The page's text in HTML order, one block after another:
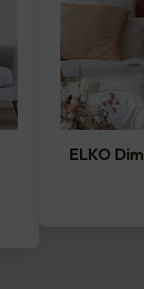
ELKO